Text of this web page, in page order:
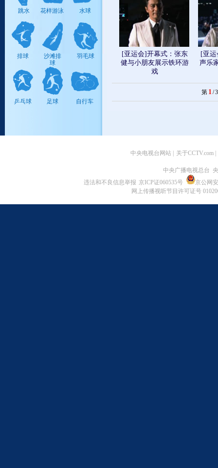
跳水 花样游泳 水球
排球
沙滩排
球
羽毛球
乒乓球 足球 自行车
曲棍球
高尔夫 柔道 现代五项
[亚运会]开幕式：张东
健与小朋友展示铁环游
戏
[亚
声乐
第 1 /3
中央电视台网站 关于CCTV.com
中央广播电视总台
违法和不良信息举报 京ICP证060535号
京公网
网上传播视听节目许可证号